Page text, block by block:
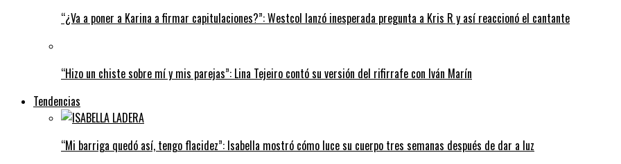
“¿Va a poner a Karina a firmar capitulaciones?”: Westcol lanzó inesperada pregunta a Kris R y así reaccionó el cantante
“Hizo un chiste sobre mí y mis parejas”: Lina Tejeiro contó su versión del rifirrafe con Iván Marín
Tendencias
“Mi barriga quedó así, tengo flacidez”: Isabella mostró cómo luce su cuerpo tres semanas después de dar a luz